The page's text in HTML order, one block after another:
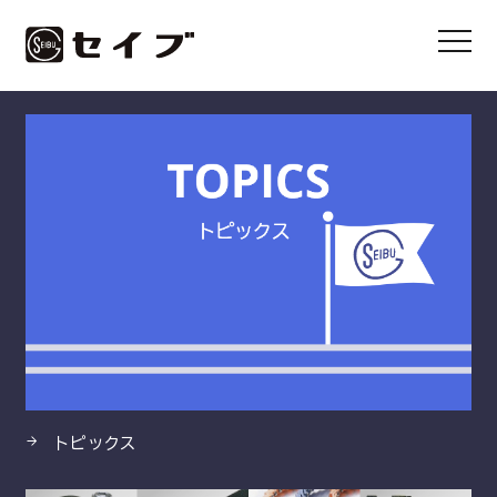
HOME 製品 タイミングプーリ
トピックス